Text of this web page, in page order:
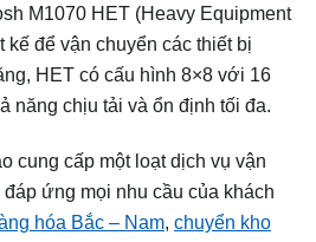
M1070 HET (Heavy Equipment
để vận chuyển các thiết bị
HET có cấu hình 8×8 với 16
năng chịu tải và ổn định tối đa.
cung cấp một loạt dịch vụ vận
ứng mọi nhu cầu của khách
hóa Bắc – Nam, chuyển kho